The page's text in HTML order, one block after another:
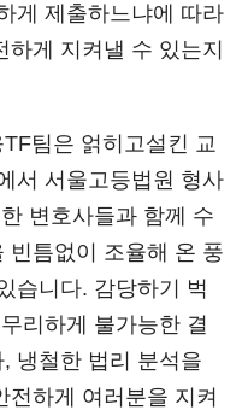
게 제출하느냐에 따라
게 지켜낼 수 있는지
팀은 얽히고설킨 교
서 서울고등법원 형사
변호사들과 함께 수
빈틈없이 조율해 온 풍
습니다. 감당하기 벅
리하게 불가능한 결
냉철한 법리 분석을
하게 여러분을 지켜